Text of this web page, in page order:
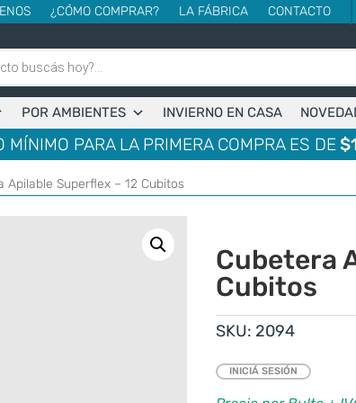
¿CÓMO COMPRAR? LA FÁBRICA CONTACTO
POR AMBIENTES INVIERNO EN CASA
MÍNIMO PARA LA PRIMERA COMPRA ES DE
Apilable Superflex – 12 Cubitos
Cubetera
Cubitos
SKU: 2094
INICIÁ SESIÓN